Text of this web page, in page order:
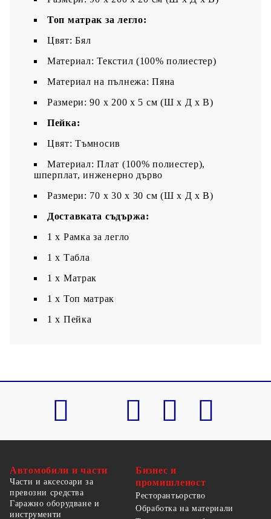
Топ матрак за легло:
Цвят: Бял
Материал: Текстил (100% полиестер)
Материал на пълнежа: Пяна
Размери: 90 x 200 x 5 см (Ш x Д x В)
Пейка:
Цвят: Тъмносив
Материал: Плат (100% полиестер),
шперплат, инженерно дърво
Размери: 70 x 30 x 30 см (Ш x Д x В)
Доставката съдържа:
1 x Рамка за легло
1 x Табла
1 x Матрак
1 х Топ матрак
1 x Пейка
Автомобили и части
Части и аксесоари за
превозни средства
Гаражно оборудване и
инструменти
Бизнес и
промишленост
Ресторантьорство
Обработка на материали